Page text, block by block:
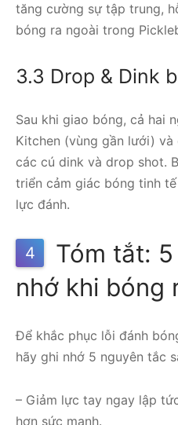
tăng cường sự tập trung,
bóng ra ngoài trong
3.3 Drop & Dink
Sau khi giao bóng, cả hai
Kitchen (vùng gần lưới)
các cú dink và drop shot.
triển cảm giác bóng tinh
lực đánh.
4
Tóm tắt:
nhớ khi bóng
Để khắc phục lỗi đánh
hãy ghi nhớ 5 nguyên tắc
– Giảm lực tay ngay lập
hơn sức mạnh.